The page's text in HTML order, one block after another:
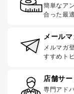
簡単なア
合った最
メール
メルマガ
すすめト
店舗サ
専門アド